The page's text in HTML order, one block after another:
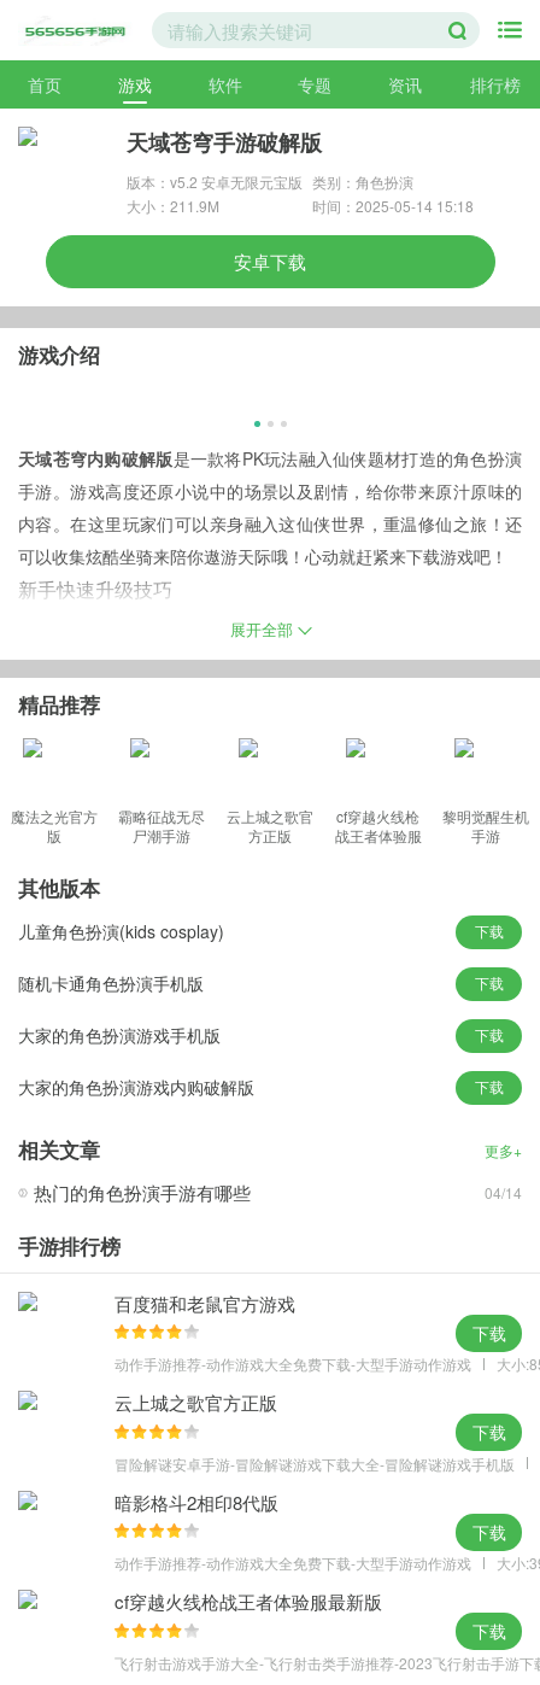
首页 游戏 软件 专题 资讯 排行榜
天域苍穹手游破解版
版本：v5.2 安卓无限元宝版 类别：角色扮演
大小：211.9M
时间：2025-05-14 15:18
安卓下载
游戏介绍
天域苍穹内购破解版是一款将PK玩法融入仙侠题材打造的角色扮演
手游。游戏高度还原小说中的场景以及剧情，给你带来原汁原味的
内容。在这里玩家们可以亲身融入这仙侠世界，重温修仙之旅！还
可以收集炫酷坐骑来陪你遨游天际哦！心动就赶紧来下载游戏吧！
新手快速升级技巧
次，也就是一天20次，苍穹录本身挑战难度并不高，且每个怪只需
要挑战一次就可以扫荡了，非常便利，给的经验也很可观。另外扫
荡可以获得宝箱，这个箱子可以随机开出各种材料、套装，有时候
2、【帮会温泉】
加入帮会之后就可以去泡帮会温泉了，温泉每天只能进去一次，一
次五分钟，根据等级高低，还有帮会人数决定最终获取经验值，同
时泡温泉的人越多，获得的经验加成也越多，所以新手在解锁帮会
3、【境界】
境界突破基本上可以看做是一种福利了，突破需要达到一定的等级
和战力要求，基本上达到要求后突破成功率都蛮高的，给的经验和
银两都很多，对前期升等级升战力帮助都非常明显。
伙伴搭配攻略
1、玄冰
这位美女的伤害目前是最高，距离最远的召唤伙伴了，位置建议放
在第一或者第二。
2、宁碧落
宁碧落攻击不是很高，但是出于比较实惠，个人比较喜欢，在打邪
魔塔的时候建议带上，在伙伴召唤设置上如果是打邪魔塔建议放在
第三位，这个伙伴的攻击距离不是很远，所以在使用的时候不要离b
oss太远释放，站在boss身边召唤这个伙伴打伤害最佳，如果距离过
远就会无伤害哦。
3、苏夜月
这位小美女属于回血的，没有多少伤害，邪魔塔放第一位最合适，
当打到血量剩一半的时候召唤最佳，切记不要残血再召唤，如果坚
持不到下一个召唤技能时间冷却好就尴尬了。
1、修复部分用户登陆页拉伸错误。
展开全部
精品推荐
魔法之光官方
版
霸略征战无尽
尸潮手游
云上城之歌官
方正版
cf穿越火线枪
战王者体验服
黎明觉醒生机
手游
其他版本
儿童角色扮演(kids cosplay) 下载
随机卡通角色扮演手机版 下载
大家的角色扮演游戏手机版 下载
大家的角色扮演游戏内购破解版 下载
相关文章 更多+
热门的角色扮演手游有哪些 04/14
手游排行榜
百度猫和老鼠官方游戏
动作手游推荐-动作游戏大全免费下载-大型手游动作游戏 大小
下载
云上城之歌官方正版
冒险解谜安卓手游-冒险解谜游戏下载大全-冒险解谜游戏手机版
下载
暗影格斗2相印8代版
动作手游推荐-动作游戏大全免费下载-大型手游动作游戏 大小
下载
cf穿越火线枪战王者体验服最新版
飞行射击游戏手游大全-飞行射击类手游推荐-2023飞行射击手游下
下载